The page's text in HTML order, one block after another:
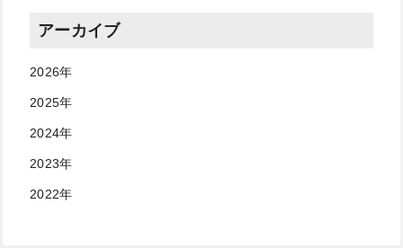
アーカイブ
2026年
2025年
2024年
2023年
2022年